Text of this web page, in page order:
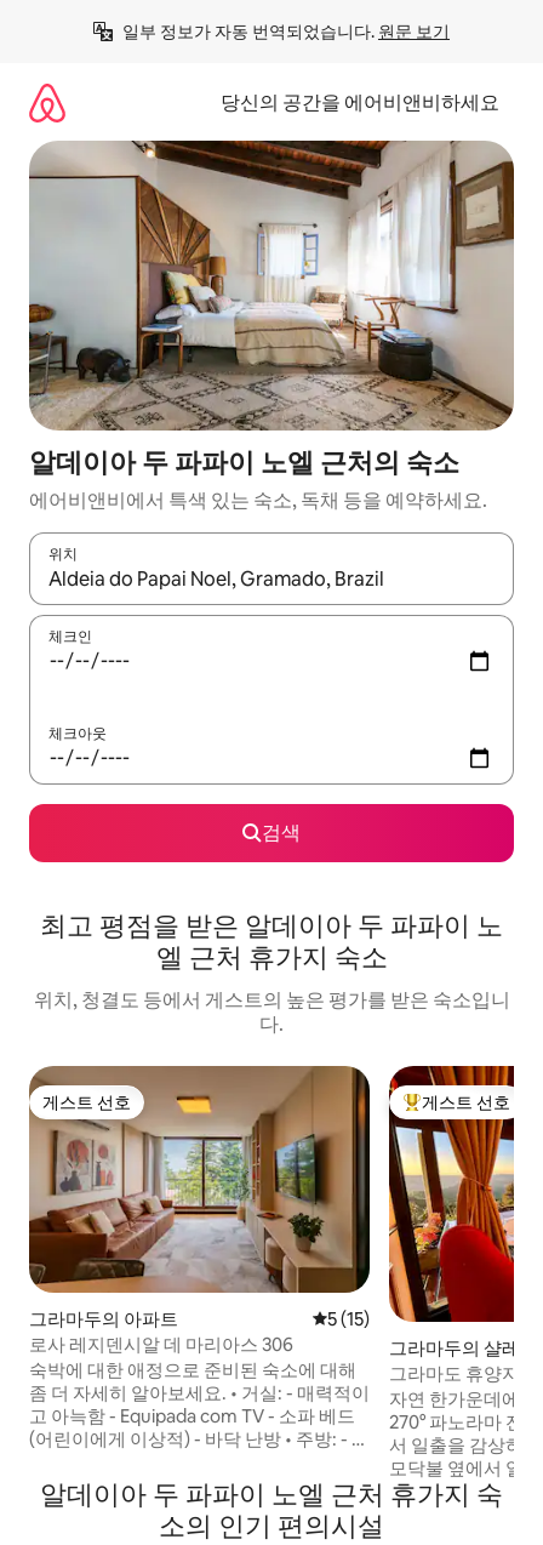
일부 정보가 자동 번역되었습니다. 원문 보기
당신의 공간을 에어비앤비하세요
알데이아 두 파파이 노엘 근처의 숙소
에어비앤비에서 특색 있는 숙소, 독채 등을 예약하세요.
위치
결과가 나오면 위·아래 화살표 키를 사용하거나 터치 또는 스와이
체크인
체크아웃
검색
최고 평점을 받은 알데이아 두 파파이 노
엘 근처 휴가지 숙소
위치, 청결도 등에서 게스트의 높은 평가를 받은 숙소입니
다.
게스트 선호
게스트 선호
그라마두의 아파트 평점 5점(5점 만점), 후기 15
5 (15)
로사 레지덴시알 데 마리아스 306
숙박에 대한 애정으로 준비된 숙소에 대해
좀 더 자세히 알아보세요. • 거실: - 매력적이
고 아늑함 - Equipada com TV - 소파 베드
(어린이에게 이상적) - 바닥 난방 • 주방: - 완
기본 물품 - 세탁기 및 건조기
________________________________________
방 (모두 커버와 베개 포함): 퀸사이즈 침대
상위 게스트 선호
게스트 선호
그라마두의 샬레
그라마도 휴양지:
자연 한가운데에
270° 파노라마 전
서 일출을 감상하
모닥불 옆에서 일
무리해보세요. 순
는 벽난로와 자쿠
알데이아 두 파파이 노엘 근처 휴가지 숙
소의 인기 편의시설